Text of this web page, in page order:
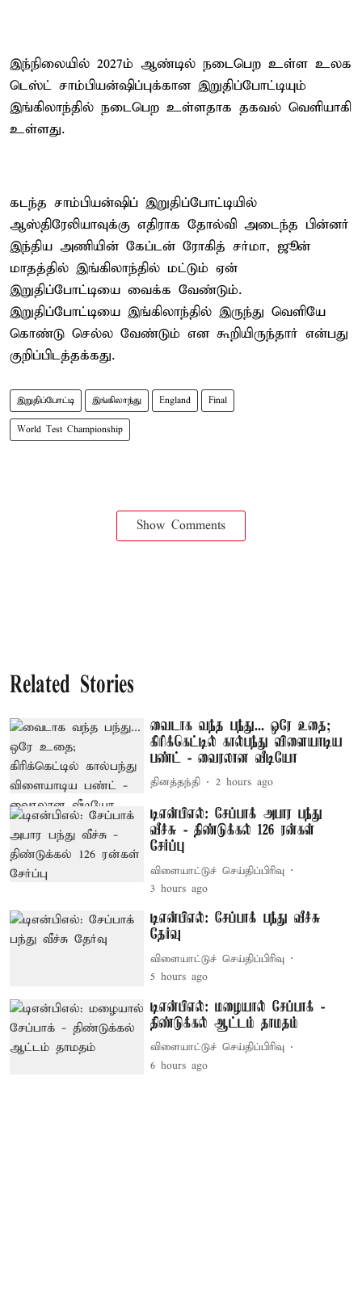
இந்நிலையில் 2027ம் ஆண்டில் நடைபெற உள்ள உலக
டெஸ்ட் சாம்பியன்ஷிப்புக்கான இறுதிப்போட்டியும்
இங்கிலாந்தில் நடைபெற உள்ளதாக தகவல் வெளியாகி
உள்ளது.
கடந்த சாம்பியன்ஷிப் இறுதிப்போட்டியில்
ஆஸ்திரேலியாவுக்கு எதிராக தோல்வி அடைந்த பின்னர்
இந்திய அணியின் கேப்டன் ரோகித் சர்மா, ஜூன்
மாதத்தில் இங்கிலாந்தில் மட்டும் ஏன்
இறுதிப்போட்டியை வைக்க வேண்டும்.
இறுதிப்போட்டியை இங்கிலாந்தில் இருந்து வெளியே
கொண்டு செல்ல வேண்டும் என கூறியிருந்தார் என்பது
குறிப்பிடத்தக்கது.
இறுதிப்போட்டி இங்கிலாந்து England Final
World Test Championship
Show Comments
Related Stories
வைடாக வந்த பந்து... ஒரே உதை;
கிரிக்கெட்டில் கால்பந்து விளையாடிய
பண்ட் - வைரலான வீடியோ
தினத்தந்தி 2 hours ago
டிஎன்பிஎல்: சேப்பாக் அபார பந்து
வீச்சு - திண்டுக்கல் 126 ரன்கள்
சேர்ப்பு
விளையாட்டுச் செய்திப்பிரிவு
3 hours ago
டிஎன்பிஎல்: சேப்பாக் பந்து வீச்சு
தேர்வு
விளையாட்டுச் செய்திப்பிரிவு
5 hours ago
டிஎன்பிஎல்: மழையால் சேப்பாக் -
திண்டுக்கல் ஆட்டம் தாமதம்
விளையாட்டுச் செய்திப்பிரிவு
6 hours ago